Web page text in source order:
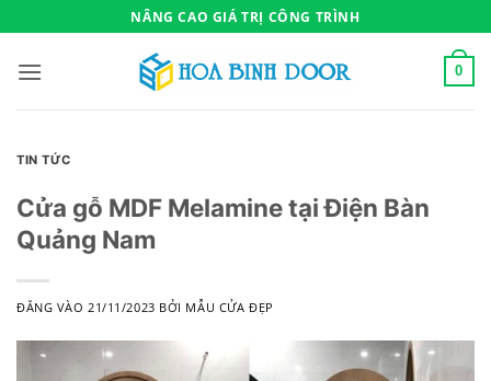
qua
nội
NÂNG CAO GIÁ TRỊ CÔNG TRÌNH
0
TIN TỨC
Cửa gỗ MDF Melamine tại Điện Bàn
Quảng Nam
ĐĂNG VÀO 21/11/2023 BỞI MẪU CỬA ĐẸP